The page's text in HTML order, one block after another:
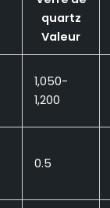
quartz
Valeur
1,050-
1,200
0.5